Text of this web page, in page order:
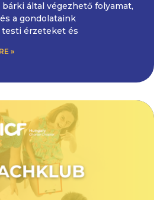
bárki által végezhető folyamat,
a gondolataink
testi érzeteket és
»